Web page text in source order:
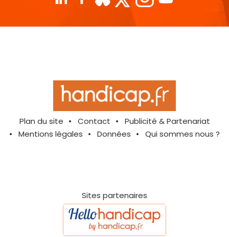
Plan du site Contact
Publicité & Partenariat
Mentions légales
Données Qui sommes nous ?
Sites partenaires